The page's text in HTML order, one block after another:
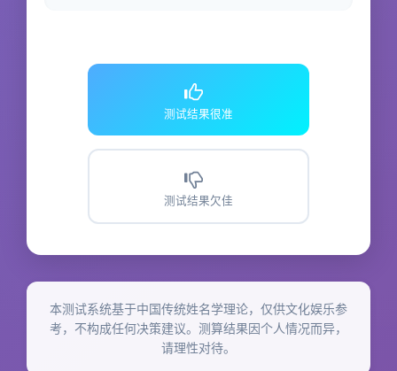
测试结果很准
测试结果欠佳
本测试系统基于中国传统姓名学理论，仅供文化娱乐参
考，不构成任何决策建议。测算结果因个人情况而异，
请理性对待。